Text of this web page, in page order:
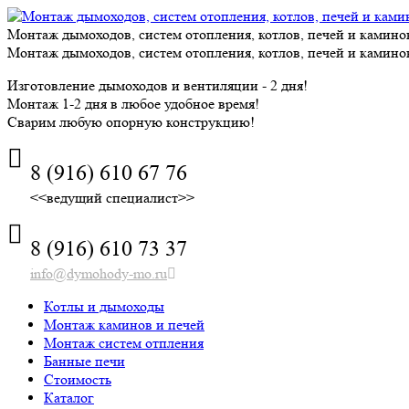
Skip
to
content
Монтаж дымоходов, систем отопления, котлов, печей и
Монтаж дымоходов, систем отопления, котлов, печей и
Изготовление дымоходов и вентиляции - 2 дня!
Монтаж 1-2 дня в любое удобное время!
Сварим любую опорную конструкцию!
8 (916) 610 67 76
<<ведущий специалист>>
8 (916) 610 73 37
info@dymohody-mo.ru
Котлы и дымоходы
Монтаж каминов и печей
Монтаж систем отпления
Банные печи
Стоимость
Каталог